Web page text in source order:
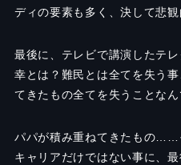
ディの要素も多く、決して悲観
最後に、テレビで講演したテ
幸とは？難民とは全てを失う
てきたもの全てを失うことなん
パパが積み重ねてきたもの……
キャリアだけではない事に、